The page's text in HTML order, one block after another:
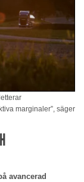
marginaler”, säger
avancerad